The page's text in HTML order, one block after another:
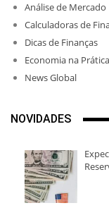
Análise de Mercado
Calculadoras de
Dicas de Finanças
Economia na Prática
News Global
NOVIDADES